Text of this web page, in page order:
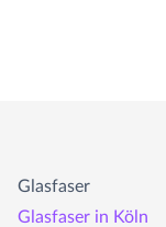
Glasfaser
Glasfaser in Köln